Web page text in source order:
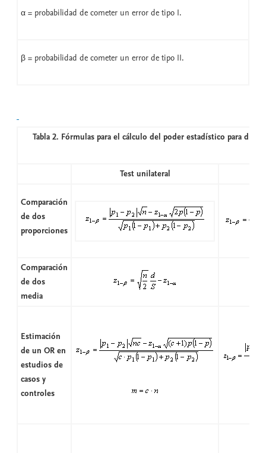
α = probabilidad de cometer un error de tipo I.
β = probabilidad de cometer un error de tipo II.
Tabla 2. Fórmulas para el cálculo del poder estadístico para
Test unilateral
Comparación
de dos
proporciones
Comparación
de dos
media
Estimación
de un OR en
estudios de
casos y
controles